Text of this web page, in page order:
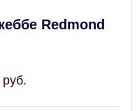
Redmond
руб.